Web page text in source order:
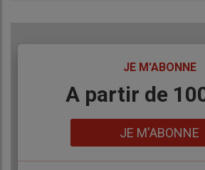
JE M'ABONNE
BodyA partir de
JE M'ABONNE